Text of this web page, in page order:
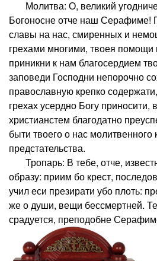
Молитва: О, великий
Богоносне отче наш Серафиме!
славы на нас, смиренных и
грехами многими, твоея
приникни к нам благосердием
заповеди Господни непорочно
православную крепко
грехах усердно Богу приносити,
христианстем благодатно
быти твоего о нас молитвенного
предстательства.
Тропарь: В тебе, отче,
образу: приим бо крест,
учил еси презирати убо плоть:
же о души, вещи бессмертней.
срадуется, преподобне